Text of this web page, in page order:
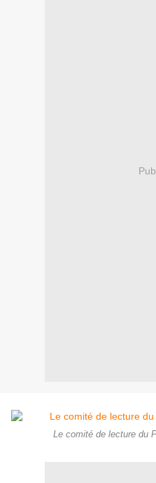
Le comité de lecture du